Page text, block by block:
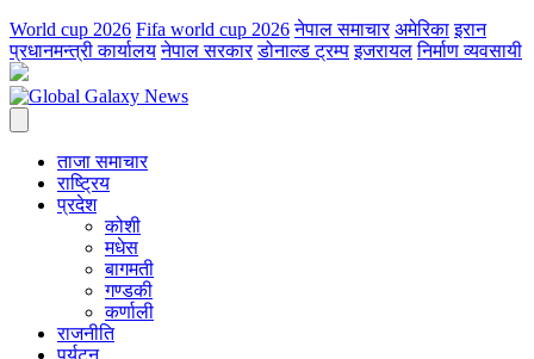
World cup 2026 Fifa world cup 2026 नेपाल समाचार अमेरिका इरान
प्रधानमन्त्री कार्यालय नेपाल सरकार डोनाल्ड ट्रम्प इजरायल निर्माण व्यवसायी
ताजा समाचार
राष्ट्रिय
प्रदेश
कोशी
मधेस
बागमती
गण्डकी
कर्णाली
राजनीति
पर्यटन